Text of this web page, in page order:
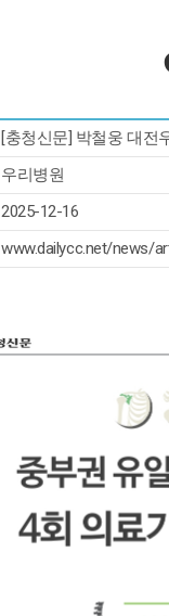
[충청신문] 박철웅 대전
우리병원
2025-12-16
www.dailycc.net/news/